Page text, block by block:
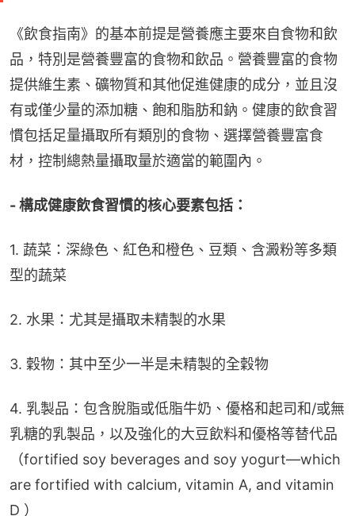
《飲食指南》的基本前提是營養應主要來自食物和飲
品，特別是營養豐富的食物和飲品。營養豐富的食物
提供維生素、礦物質和其他促進健康的成分，並且沒
有或僅少量的添加糖、飽和脂肪和鈉。健康的飲食習
慣包括足量攝取所有類別的食物、選擇營養豐富食
材，控制總熱量攝取量於適當的範圍內。
- 構成健康飲食習慣的核心要素包括：
1. 蔬菜：深綠色、紅色和橙色、豆類、含澱粉等多類
型的蔬菜
2. 水果：尤其是攝取未精製的水果
3. 穀物：其中至少一半是未精製的全穀物
4. 乳製品：包含脫脂或低脂牛奶、優格和起司和/或無
乳糖的乳製品，以及強化的大豆飲料和優格等替代品
（fortified soy beverages and soy yogurt—which
are fortified with calcium, vitamin A, and vitamin
D ）